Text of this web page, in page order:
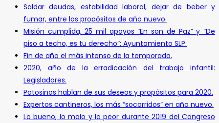
Saldar deudas, estabilidad laboral, dejar de beber y
fumar, entre los propósitos de año nuevo.
Misión cumplida, 25 mil apoyos “En son de Paz” y “De
piso a techo, es tu derecho”: Ayuntamiento SLP.
Fin de año el más intenso de la temporada.
2020, año de la erradicación del trabajo infantil:
Legisladores.
Potosinos hablan de sus deseos y propósitos para 2020.
Expertos cantineros, los más “socorridos” en año nuevo.
Lo bueno, lo malo y lo peor durante 2019 del Congreso